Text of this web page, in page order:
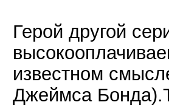
Герой другой
известном
Джеймса